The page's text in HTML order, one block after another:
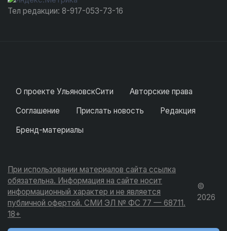
Тел редакции: 8-917-053-73-16
О проекте УльяновскСити
Авторские права
Соглашение
Прислать новость
Редакция
Бренд-материалы
При использовании материалов сайта ссылка
обязательна. Информация на сайте носит
информационный характер и не является
публичной офертой. СМИ ЭЛ № ФС 77 — 68711.
18+
©
2026